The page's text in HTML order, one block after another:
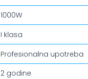
1000W
I klasa
Profesionalna upotreba
2 godine